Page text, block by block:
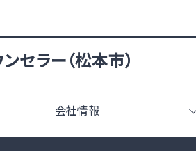
セラー（松本市）
会社情報